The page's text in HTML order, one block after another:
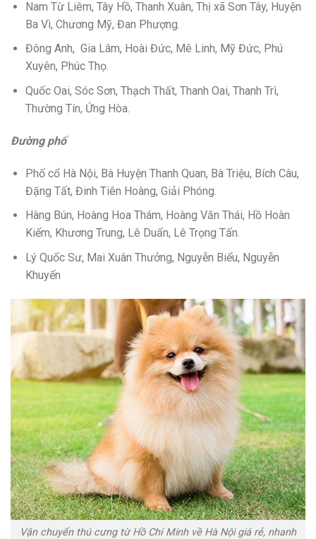
Nam Từ Liêm, Tây Hồ, Thanh Xuân, Thị xã Sơn Tây, Huyện
Ba Vì, Chương Mỹ, Đan Phượng.
Đông Anh, Gia Lâm, Hoài Đức, Mê Linh, Mỹ Đức, Phú
Xuyên, Phúc Thọ.
Quốc Oai, Sóc Sơn, Thạch Thất, Thanh Oai, Thanh Trì,
Thường Tín, Ứng Hòa.
Đường phố
Phố cổ Hà Nội, Bà Huyện Thanh Quan, Bà Triệu, Bích Câu,
Đặng Tất, Đinh Tiên Hoàng, Giải Phóng.
Hàng Bún, Hoàng Hoa Thám, Hoàng Văn Thái, Hồ Hoàn
Kiếm, Khương Trung, Lê Duẩn, Lê Trọng Tấn.
Lý Quốc Sư, Mai Xuân Thưởng, Nguyễn Biểu, Nguyễn
Khuyến
Vận chuyển thú cưng từ Hồ Chí Minh về Hà Nội giá rẻ, nhanh